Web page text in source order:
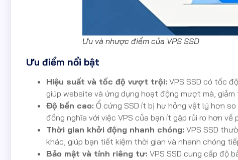
Ưu và nhược điểm của VPS SSD
Ưu điểm nổi bật
Hiệu suất và tốc độ vượt trội: VPS SSD có tốc
giúp website và ứng dụng hoạt động mượt mà,
Độ bền cao: Ổ cứng SSD ít bị hư hỏng vật lý hơn
đồng nghĩa với việc VPS của bạn ít gặp rủi ro hơn về
Thời gian khởi động nhanh chóng: VPS SSD
khác, giúp bạn tiết kiệm thời gian và nhanh chóng
Bảo mật và tính riêng tư: VPS SSD cung cấp độ